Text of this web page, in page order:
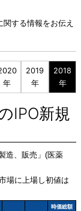
する情報をお伝え
年
2019
年
2018
年
IPO新規
造、販売」(医薬
場に上場し初値は
時価総額